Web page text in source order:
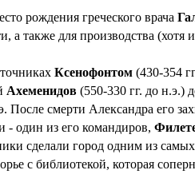
рождения греческого врача
а также для производства (хотя
Ксенофонтом (430-354
Ахеменидов (550-330 гг. до н.э.)
После смерти Александра его
- один из его командиров,
сделали город одним из
с библиотекой, которая